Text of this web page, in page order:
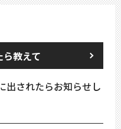
ら教えて
出されたらお知らせし